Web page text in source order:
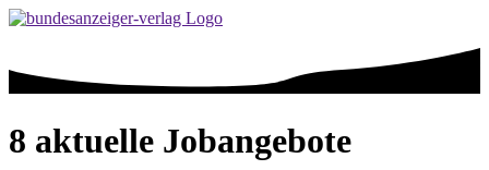
8 aktuelle Jobangebote